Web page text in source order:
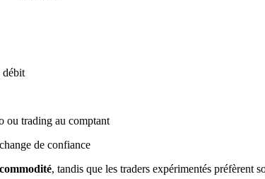
débit
ou trading au comptant
de confiance
, tandis que les traders expérimentés préfèrent